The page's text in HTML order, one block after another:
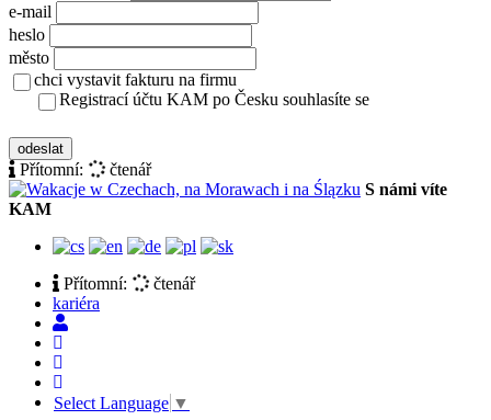
e-mail
heslo
město
chci vystavit fakturu na firmu
Registrací účtu KAM po Česku souhlasíte se
odeslat
Přítomní:
čtenář
S námi víte
KAM
Přítomní:
čtenář
kariéra
Select Language ▼